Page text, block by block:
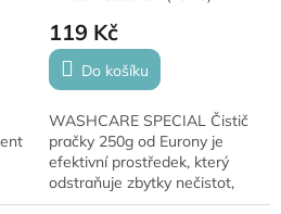
119 Kč
Do košíku
WASHCARE SPECIAL Čistič
pračky 250g od Eurony je
efektivní prostředek, který
odstraňuje zbytky nečistot,
zápach a vodní kámen z vaší